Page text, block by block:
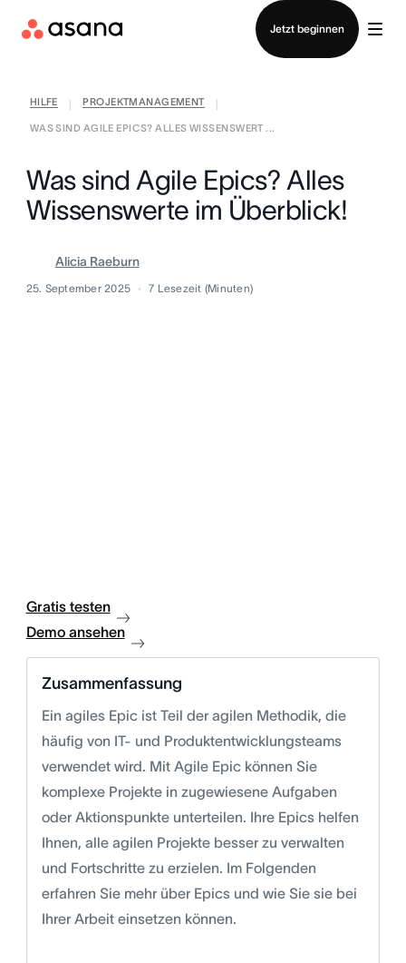
Jetzt beginnen
Vertrieb kontaktieren
HILFE PROJEKTMANAGEMENT
WAS SIND AGILE EPICS? ALLES WISSENSWERT ...
Was sind Agile Epics? Alles
Wissenswerte im Überblick!
Alicia Raeburn
25. September 2025 7 Lesezeit (Minuten)
Gratis testen
Demo ansehen
Zusammenfassung
Ein agiles Epic ist Teil der agilen Methodik, die
häufig von IT- und Produktentwicklungsteams
verwendet wird. Mit Agile Epic können Sie
komplexe Projekte in zugewiesene Aufgaben
oder Aktionspunkte unterteilen. Ihre Epics helfen
Ihnen, alle agilen Projekte besser zu verwalten
und Fortschritte zu erzielen. Im Folgenden
erfahren Sie mehr über Epics und wie Sie sie bei
Ihrer Arbeit einsetzen können.